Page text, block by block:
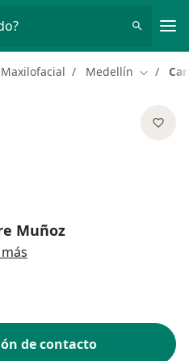
Medellín Cambiar
Muñoz
de contacto